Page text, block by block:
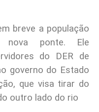
breve a população
nova ponte. Ele
do DER de
governo do Estado
que visa tirar do
outro lado do rio